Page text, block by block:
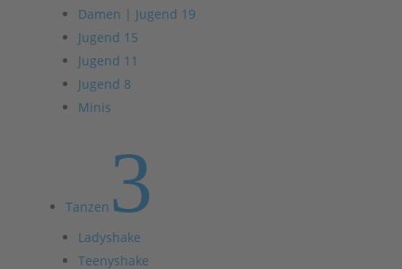
Damen | Jugend 19
Jugend 15
Jugend 11
Jugend 8
Minis
Tanzen 3
Ladyshake
Teenyshake